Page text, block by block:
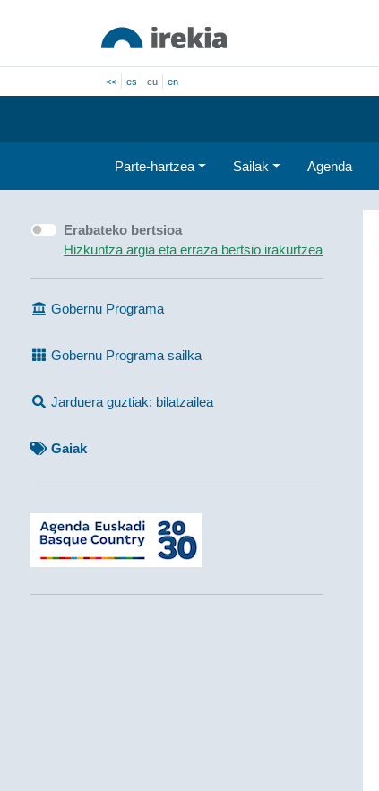
<< es eu en
Parte-hartzea Sailak Agenda
Erabateko bertsioa
Hizkuntza argia eta erraza bertsio irakurtzea
Gobernu Programa
Gobernu Programa sailka
Jarduera guztiak: bilatzailea
Gaiak